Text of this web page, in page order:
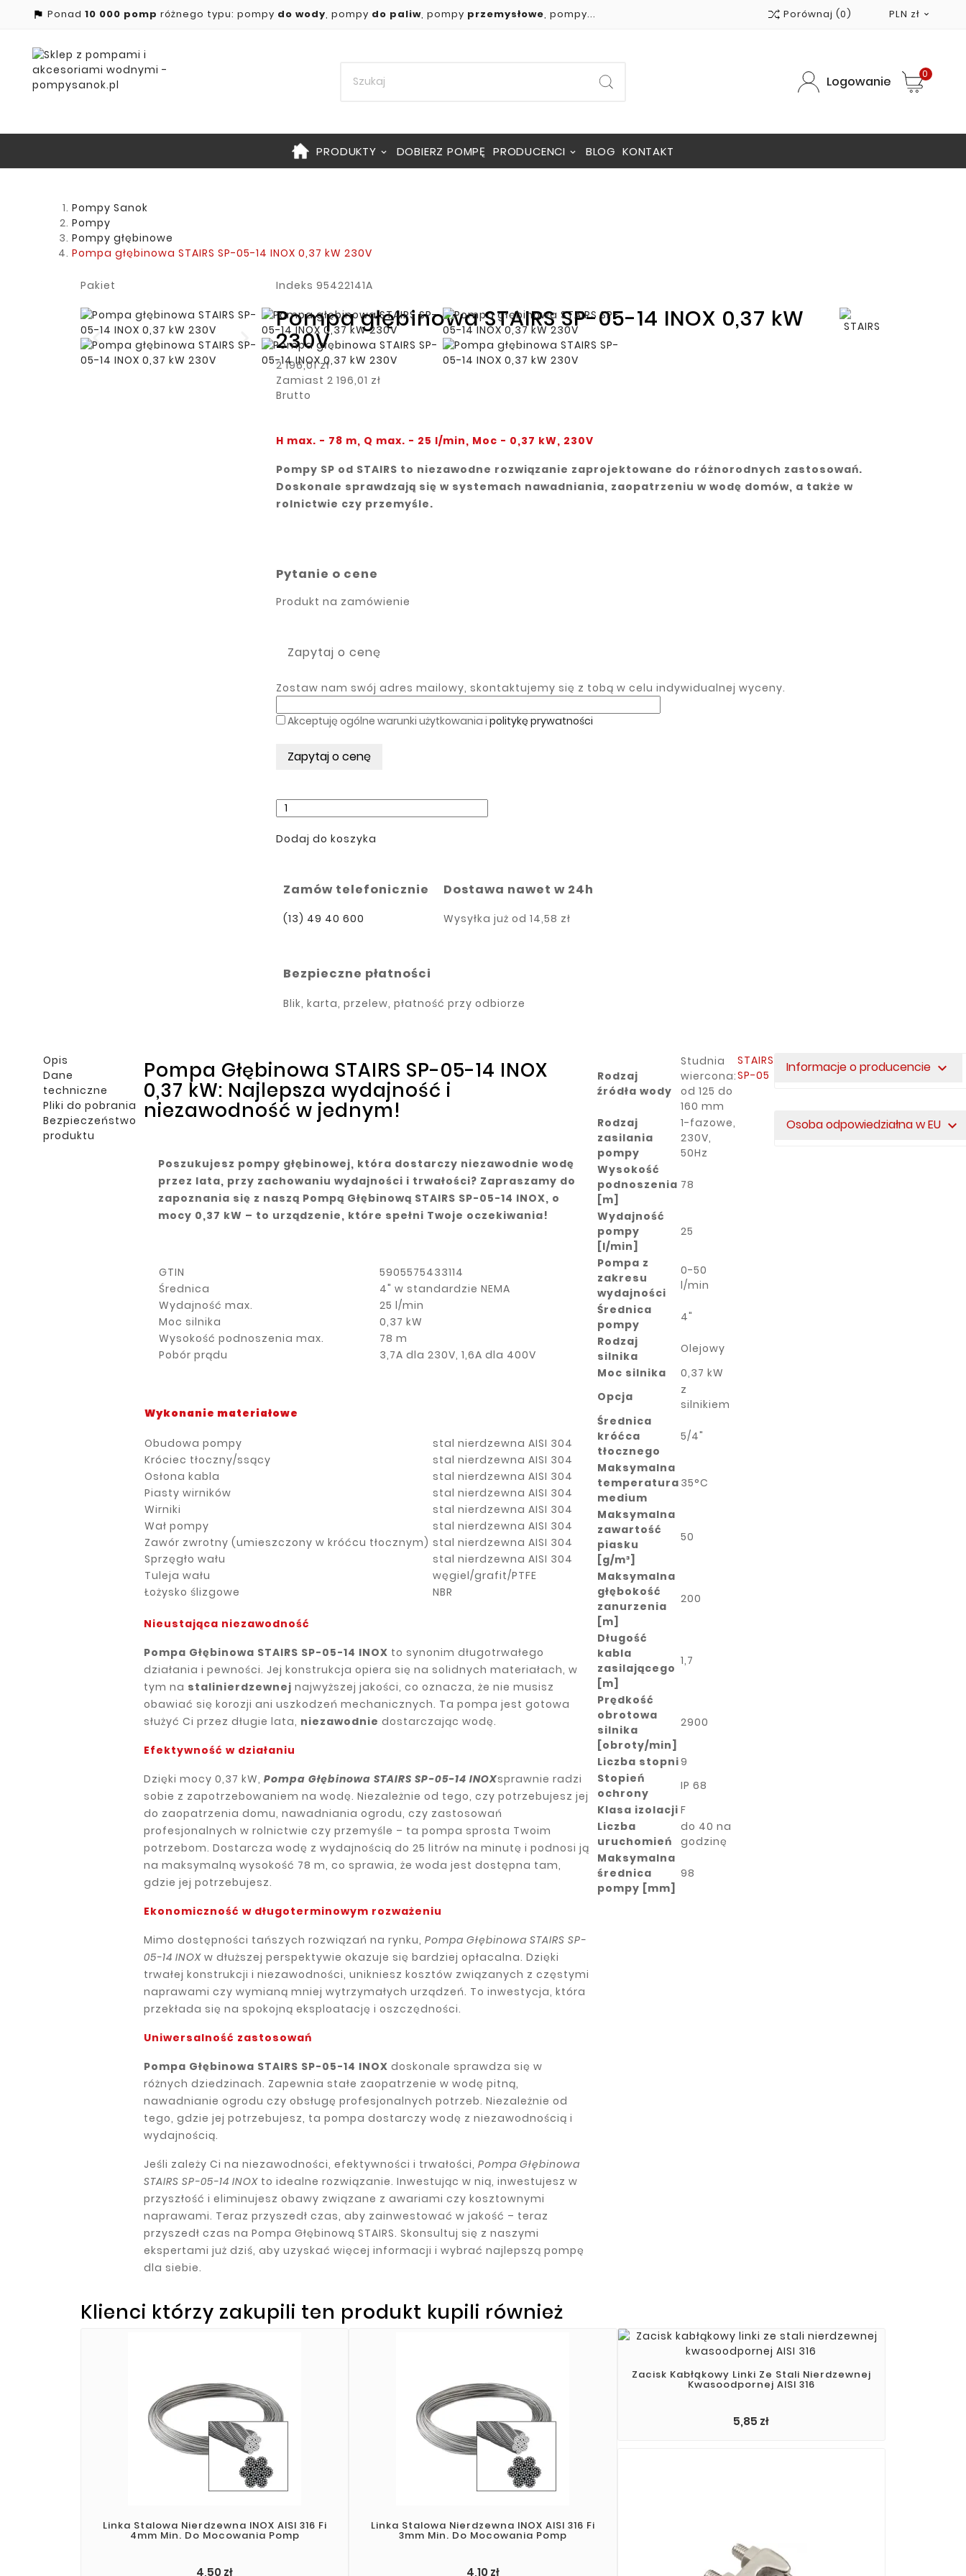
 Ponad 10 000 pomp różnego typu: pompy do wody, pompy do paliw, pompy przemysłowe, pompy... Porównaj (0) PLN zł 
Logowanie 0
PRODUKTY DOBIERZ POMPĘ PRODUCENCI BLOG KONTAKT
Pompy Sanok
Pompy
Pompy głębinowe
Pompa głębinowa STAIRS SP-05-14 INOX 0,37 kW 230V
Pakiet Indeks 95422141A
Pompa głębinowa STAIRS SP-05-14 INOX 0,37 kW
230V
2 196,01 zł
Zamiast 2 196,01 zł
Brutto
H max. - 78 m, Q max. - 25 l/min, Moc - 0,37 kW, 230V
Pompy SP od STAIRS to niezawodne rozwiązanie zaprojektowane do różnorodnych zastosowań.
Doskonale sprawdzają się w systemach nawadniania, zaopatrzeniu w wodę domów, a także w
rolnictwie czy przemyśle.
Pytanie o cene
Produkt na zamówienie
Zapytaj o cenę
Zostaw nam swój adres mailowy, skontaktujemy się z tobą w celu indywidualnej wyceny.
Akceptuję ogólne warunki użytkowania i politykę prywatności
Dodaj do koszyka
Zamów telefonicznie
(13) 49 40 600
Dostawa nawet w 24h
Wysyłka już od 14,58 zł
Bezpieczne płatności
Blik, karta, przelew, płatność przy odbiorze
Opis
Dane
techniczne
Pliki do pobrania
Bezpieczeństwo
produktu
Pompa Głębinowa STAIRS SP-05-14 INOX
0,37 kW: Najlepsza wydajność i
niezawodność w jednym!
Poszukujesz pompy głębinowej, która dostarczy niezawodnie wodę
przez lata, przy zachowaniu wydajności i trwałości? Zapraszamy do
zapoznania się z naszą Pompą Głębinową STAIRS SP-05-14 INOX, o
mocy 0,37 kW – to urządzenie, które spełni Twoje oczekiwania!
GTIN
5905575433114
Średnica
4" w standardzie NEMA
Wydajność max.
25 l/min
Moc silnika
0,37 kW
Wysokość podnoszenia max.
78 m
Pobór prądu
3,7A dla 230V, 1,6A dla 400V
Wykonanie materiałowe
Obudowa pompy
stal nierdzewna AISI 304
Króciec tłoczny/ssący
stal nierdzewna AISI 304
Osłona kabla
stal nierdzewna AISI 304
Piasty wirników
stal nierdzewna AISI 304
Wirniki
stal nierdzewna AISI 304
Wał pompy
stal nierdzewna AISI 304
Zawór zwrotny (umieszczony w króćcu tłocznym) stal nierdzewna AISI 304
Sprzęgło wału
stal nierdzewna AISI 304
Tuleja wału
węgiel/grafit/PTFE
Łożysko ślizgowe
NBR
Nieustająca niezawodność
Pompa Głębinowa STAIRS SP-05-14 INOX to synonim długotrwałego
działania i pewności. Jej konstrukcja opiera się na solidnych materiałach, w
tym na stalinierdzewnej najwyższej jakości, co oznacza, że nie musisz
obawiać się korozji ani uszkodzeń mechanicznych. Ta pompa jest gotowa
służyć Ci przez długie lata, niezawodnie dostarczając wodę.
Efektywność w działaniu
Dzięki mocy 0,37 kW, Pompa Głębinowa STAIRS SP-05-14 INOXsprawnie radzi
sobie z zapotrzebowaniem na wodę. Niezależnie od tego, czy potrzebujesz jej
do zaopatrzenia domu, nawadniania ogrodu, czy zastosowań
profesjonalnych w rolnictwie czy przemyśle – ta pompa sprosta Twoim
potrzebom. Dostarcza wodę z wydajnością do 25 litrów na minutę i podnosi ją
na maksymalną wysokość 78 m, co sprawia, że woda jest dostępna tam,
gdzie jej potrzebujesz.
Ekonomiczność w długoterminowym rozważeniu
Mimo dostępności tańszych rozwiązań na rynku, Pompa Głębinowa STAIRS SP-
05-14 INOX w dłuższej perspektywie okazuje się bardziej opłacalna. Dzięki
trwałej konstrukcji i niezawodności, unikniesz kosztów związanych z częstymi
naprawami czy wymianą mniej wytrzymałych urządzeń. To inwestycja, która
przekłada się na spokojną eksploatację i oszczędności.
Uniwersalność zastosowań
Pompa Głębinowa STAIRS SP-05-14 INOX doskonale sprawdza się w
różnych dziedzinach. Zapewnia stałe zaopatrzenie w wodę pitną,
nawadnianie ogrodu czy obsługę profesjonalnych potrzeb. Niezależnie od
tego, gdzie jej potrzebujesz, ta pompa dostarczy wodę z niezawodnością i
wydajnością.
Jeśli zależy Ci na niezawodności, efektywności i trwałości, Pompa Głębinowa
STAIRS SP-05-14 INOX to idealne rozwiązanie. Inwestując w nią, inwestujesz w
przyszłość i eliminujesz obawy związane z awariami czy kosztownymi
naprawami. Teraz przyszedł czas, aby zainwestować w jakość – teraz
przyszedł czas na Pompa Głębinową STAIRS. Skonsultuj się z naszymi
ekspertami już dziś, aby uzyskać więcej informacji i wybrać najlepszą pompę
dla siebie.
Rodzaj
źródła wody
Studnia
wiercona:
od 125 do
160 mm
Rodzaj
zasilania
pompy
1-fazowe,
230V,
50Hz
Wysokość
podnoszenia
[m]
78
Wydajność
pompy
[l/min]
25
Pompa z
zakresu
wydajności
0-50
l/min
Średnica
pompy
4"
Rodzaj
silnika
Olejowy
Moc silnika
0,37 kW
Opcja
z
silnikiem
Średnica
króćca
tłocznego
5/4"
Maksymalna
temperatura
medium
35°C
Maksymalna
zawartość
piasku
[g/m³]
50
Maksymalna
głębokość
zanurzenia
[m]
200
Długość
kabla
zasilającego
[m]
1,7
Prędkość
obrotowa
silnika
[obroty/min]
2900
Liczba stopni9
Stopień
ochrony
IP 68
Klasa izolacji F
Liczba
uruchomień
do 40 na
godzinę
Maksymalna
średnica
pompy [mm]
98
STAIRS
SP-05
Informacje o producencie expand_more
Osoba odpowiedziałna w EU expand_more
Klienci którzy zakupili ten produkt kupili również
Linka Stalowa Nierdzewna INOX AISI 316 Fi
4mm Min. Do Mocowania Pomp
4,50 zł
Linka Stalowa Nierdzewna INOX AISI 316 Fi
3mm Min. Do Mocowania Pomp
4,10 zł
Zacisk Kabłąkowy Linki Ze Stali Nierdzewnej
Kwasoodpornej AISI 316
5,85 zł